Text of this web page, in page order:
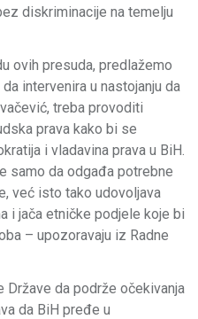
diskriminacije na temelju
ovih presuda, predlažemo
intervenira u nastojanju da
treba provoditi
prava kako bi se
i vladavina prava u BiH.
samo da odgađa potrebne
već isto tako udovoljava
i jača etničke podjele koje bi
– upozoravaju iz Radne
Države da podrže očekivanja
da BiH pređe u